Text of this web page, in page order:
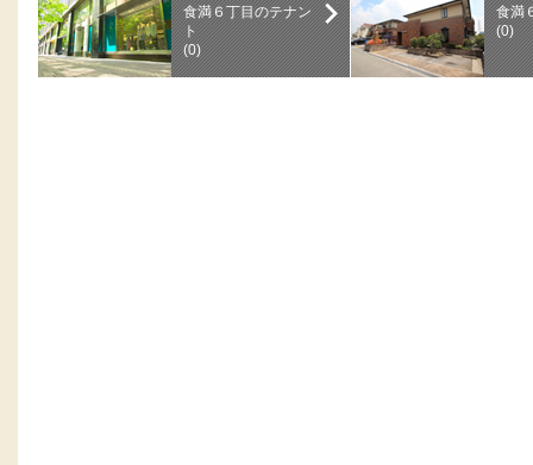
食満６丁目のテナン
ト
(0)
食満
(0)